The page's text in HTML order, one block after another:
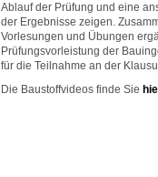
Ablauf der Prüfung und eine
der Ergebnisse zeigen.
Vorlesungen und Übungen
Prüfungsvorleistung der
für die Teilnahme an der
Die Baustoffvideos finde Sie